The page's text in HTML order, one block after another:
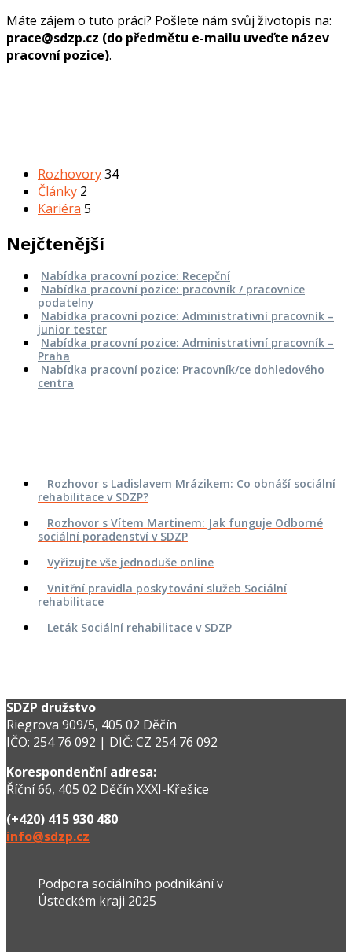
Máte zájem o tuto práci? Pošlete nám svůj životopis na:
prace@sdzp.cz (do předmětu e-mailu uveďte název
pracovní pozice).
Rozhovory34
Články 2
Kariéra 5
Nejčtenější
Nabídka pracovní pozice: Recepční
Nabídka pracovní pozice: pracovník / pracovnice
podatelny
Nabídka pracovní pozice: Administrativní pracovník –
junior tester
Nabídka pracovní pozice: Administrativní pracovník –
Praha
Nabídka pracovní pozice: Pracovník/ce dohledového
centra
Rozhovor s Ladislavem Mrázikem: Co obnáší sociální
rehabilitace v SDZP?
Rozhovor s Vítem Martinem: Jak funguje Odborné
sociální poradenství v SDZP
Vyřizujte vše jednoduše online
Vnitřní pravidla poskytování služeb Sociální
rehabilitace
Leták Sociální rehabilitace v SDZP
SDZP družstvo
Riegrova 909/5, 405 02 Děčín
IČO: 254 76 092 | DIČ: CZ 254 76 092
Korespondenční adresa:
Říční 66, 405 02 Děčín XXXI-Křešice
(+420) 415 930 480
info@sdzp.cz
Podpora sociálního podnikání v
Ústeckém kraji 2025